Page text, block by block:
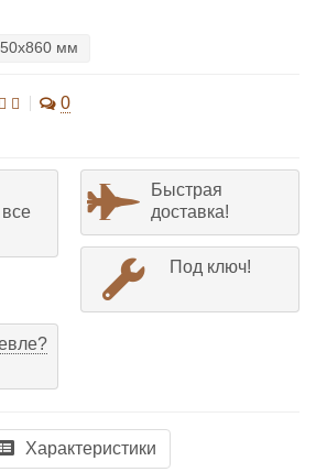
мм
0
Быстрая
доставка!
Под ключ!
Характеристики